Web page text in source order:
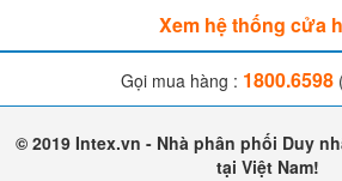
Xem hệ thống cửa
Gọi mua hàng : 1800.6598
© 2019 Intex.vn - Nhà phân phối Duy
tại Việt Nam!